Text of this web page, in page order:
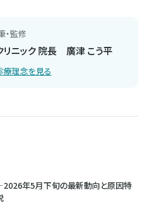
・監修
リニック 院長 廣津 こう平
療理念を見る
年5月下旬の最新動向と原因特